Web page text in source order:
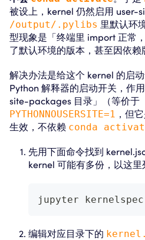
被设上，kernel 仍然启用 user-
/output/.pylibs 里默认环
型现象是「终端里 import 正常
了默认环境的版本，甚至因依赖
解决办法是给这个 kernel 的启
Python 解释器的启动开关，作
site-packages 目录」（等价于
PYTHONNOUSERSITE=1 ，但
生效，不依赖 conda
先用下面命令找到
kernel 可能有多份，以这里
jupyter
编辑对应目录下的